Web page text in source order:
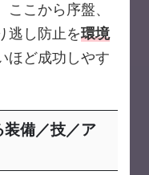
こから序盤、
逃し防止を環境
ほど成功しやす
備／技／ア